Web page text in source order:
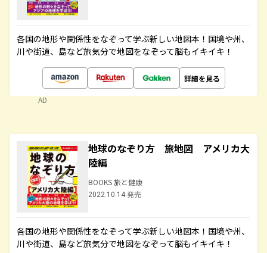
各国の地形や関係性をなぞって学ぶ新しい地図本！国境や州、
川や街道、島など旅気分で地図をなぞって脳もイキイキ！
詳細を見る
AD
地球のなぞり方 旅地図 アメリカ大
陸編
BOOKS 旅と健康
2022.10.14 発売
各国の地形や関係性をなぞって学ぶ新しい地図本！国境や州、
川や街道、島など旅気分で地図をなぞって脳もイキイキ！